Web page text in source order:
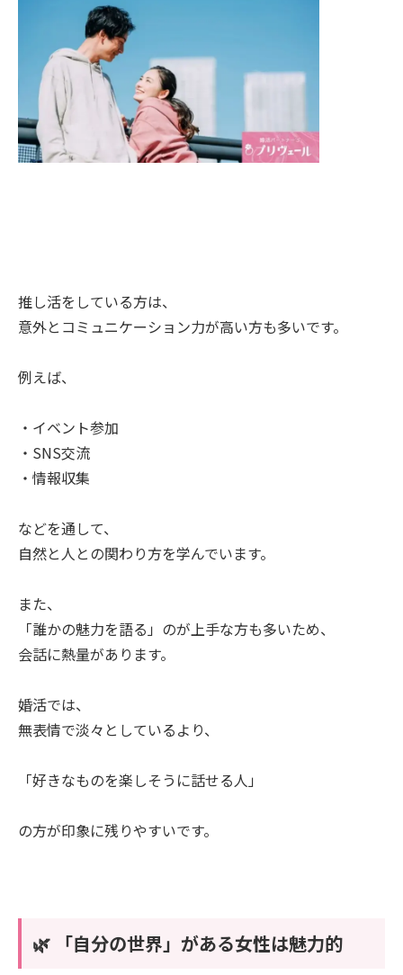
推し活をしている方は、
意外とコミュニケーション力が高い方も多いです。
例えば、
・イベント参加
・SNS交流
・情報収集
などを通して、
自然と人との関わり方を学んでいます。
また、
「誰かの魅力を語る」のが上手な方も多いため、
会話に熱量があります。
婚活では、
無表情で淡々としているより、
「好きなものを楽しそうに話せる人」
の方が印象に残りやすいです。
🌿 「自分の世界」がある女性は魅力的